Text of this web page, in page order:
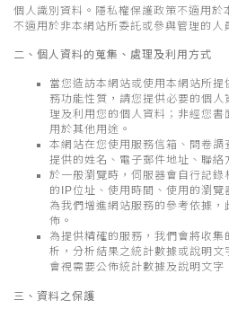
個人識別資料。隱私權保護政策不適用於
不適用於非本網站所委託或參與管理的人
二、個人資料的蒐集、處理及利用方式
當您造訪本網站或使用本網站所
務功能性質，請您提供必要的個
理及利用您的個人資料；非經您
用於其他用途。
本網站在您使用服務信箱、問卷
提供的姓名、電子郵件地址、聯絡
於一般瀏覽時，伺服器會自行記
的IP位址、使用時間、使用的瀏
為我們增進網站服務的參考依據
佈。
為提供精確的服務，我們會將收
析，分析結果之統計數據或說明
會視需要公佈統計數據及說明文字
三、資料之保護